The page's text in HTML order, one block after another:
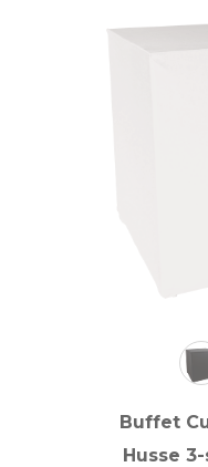
Buffet
Husse